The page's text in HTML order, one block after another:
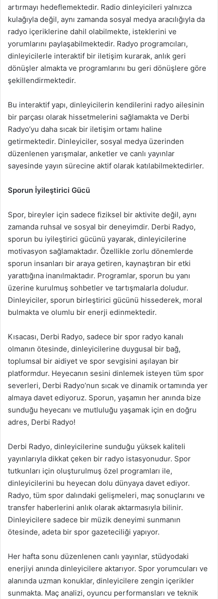
artırmayı hedeflemektedir. Radio dinleyicileri yalnızca
kulağıyla değil, aynı zamanda sosyal medya aracılığıyla da
radyo içeriklerine dahil olabilmekte, isteklerini ve
yorumlarını paylaşabilmektedir. Radyo programcıları,
dinleyicilerle interaktif bir iletişim kurarak, anlık geri
dönüşler almakta ve programlarını bu geri dönüşlere göre
şekillendirmektedir.
Bu interaktif yapı, dinleyicilerin kendilerini radyo ailesinin
bir parçası olarak hissetmelerini sağlamakta ve Derbi
Radyo’yu daha sıcak bir iletişim ortamı haline
getirmektedir. Dinleyiciler, sosyal medya üzerinden
düzenlenen yarışmalar, anketler ve canlı yayınlar
sayesinde yayın sürecine aktif olarak katılabilmektedirler.
Sporun İyileştirici Gücü
Spor, bireyler için sadece fiziksel bir aktivite değil, aynı
zamanda ruhsal ve sosyal bir deneyimdir. Derbi Radyo,
sporun bu iyileştirici gücünü yayarak, dinleyicilerine
motivasyon sağlamaktadır. Özellikle zorlu dönemlerde
sporun insanları bir araya getiren, kaynaştıran bir etki
yarattığına inanılmaktadır. Programlar, sporun bu yanı
üzerine kurulmuş sohbetler ve tartışmalarla doludur.
Dinleyiciler, sporun birleştirici gücünü hissederek, moral
bulmakta ve olumlu bir enerji edinmektedir.
Kısacası, Derbi Radyo, sadece bir spor radyo kanalı
olmanın ötesinde, dinleyicilerine duygusal bir bağ,
toplumsal bir aidiyet ve spor sevgisini aşılayan bir
platformdur. Heyecanın sesini dinlemek isteyen tüm spor
severleri, Derbi Radyo’nun sıcak ve dinamik ortamında yer
almaya davet ediyoruz. Sporun, yaşamın her anında bize
sunduğu heyecanı ve mutluluğu yaşamak için en doğru
adres, Derbi Radyo!
Derbi Radyo, dinleyicilerine sunduğu yüksek kaliteli
yayınlarıyla dikkat çeken bir radyo istasyonudur. Spor
tutkunları için oluşturulmuş özel programları ile,
dinleyicilerini bu heyecan dolu dünyaya davet ediyor.
Radyo, tüm spor dalındaki gelişmeleri, maç sonuçlarını ve
transfer haberlerini anlık olarak aktarmasıyla bilinir.
Dinleyicilere sadece bir müzik deneyimi sunmanın
ötesinde, adeta bir spor gazeteciliği yapıyor.
Her hafta sonu düzenlenen canlı yayınlar, stüdyodaki
enerjiyi anında dinleyicilere aktarıyor. Spor yorumcuları ve
alanında uzman konuklar, dinleyicilere zengin içerikler
sunmakta. Maç analizi, oyuncu performansları ve teknik